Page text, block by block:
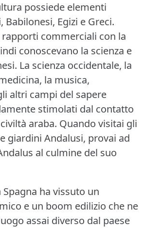
possiede elementi
Babilonesi, Egizi e Greci.
commerciali con la
conoscevano la scienza e
La scienza occidentale, la
la musica,
altri campi del sapere
stimolati dal contatto
araba. Quando visitai gli
giardini Andalusi, provai ad
al culmine del suo
ha vissuto un
e un boom edilizio che ne
assai diverso dal paese